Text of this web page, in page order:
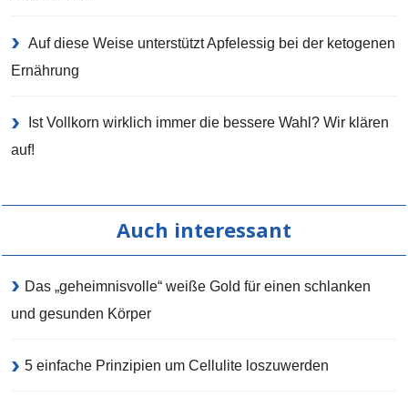
Auf diese Weise unterstützt Apfelessig bei der ketogenen
Ernährung
Ist Vollkorn wirklich immer die bessere Wahl? Wir klären
auf!
Auch interessant
Das „geheimnisvolle“ weiße Gold für einen schlanken
und gesunden Körper
5 einfache Prinzipien um Cellulite loszuwerden